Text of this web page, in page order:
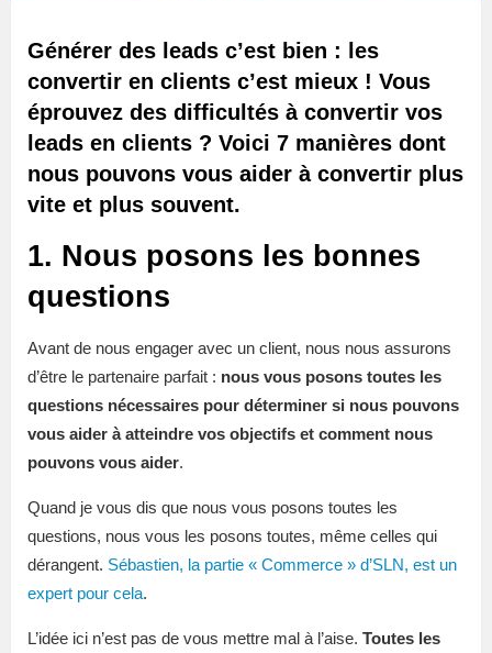
Générer des leads c’est bien : les
convertir en clients c’est mieux ! Vous
éprouvez des difficultés à convertir vos
leads en clients ? Voici 7 manières dont
nous pouvons vous aider à convertir plus
vite et plus souvent.
1. Nous posons les bonnes
questions
Avant de nous engager avec un client, nous nous assurons
d’être le partenaire parfait : nous vous posons toutes les
questions nécessaires pour déterminer si nous pouvons
vous aider à atteindre vos objectifs et comment nous
pouvons vous aider.
Quand je vous dis que nous vous posons toutes les
questions, nous vous les posons toutes, même celles qui
dérangent. Sébastien, la partie « Commerce » d’SLN, est un
expert pour cela.
L’idée ici n’est pas de vous mettre mal à l’aise. Toutes les